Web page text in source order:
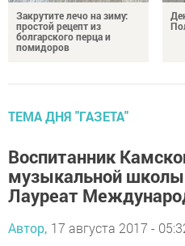
Закрутите лечо на зиму:
простой рецепт из
болгарского перца и
помидоров
ТЕМА ДНЯ "ГАЗЕТА"
Воспитанник
музыкальной
Лауреат
Автор, 17 августа 2017 -